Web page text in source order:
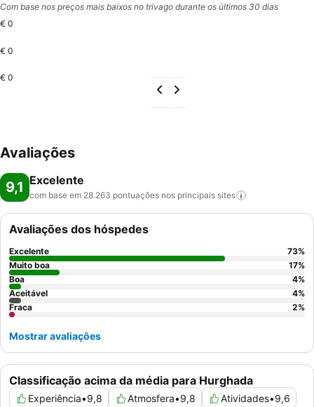
Com base nos preços mais baixos no trivago durante os últimos 30 dias
€ 0
€ 0
€ 0
Avaliações
9,1 Excelente
com base em 28.263 pontuações nos principais sites
Classificação acima da média para Hurghada
Experiência•9,8 Atmosfera•9,8 Atividades•9,6
Avaliações dos hóspedes
Excelente 73%
Muito boa
17%
Boa
4%
Aceitável
4%
Fraca
2%
Mostrar avaliações